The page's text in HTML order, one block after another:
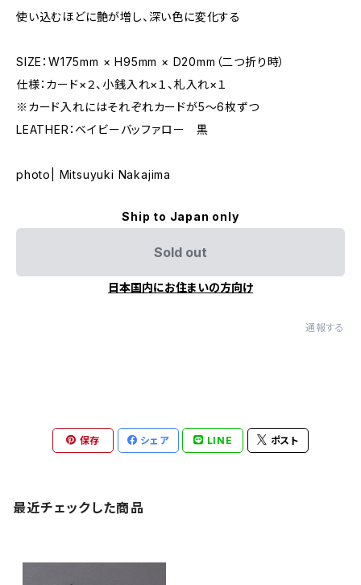
使い込むほどに艶が増し、深い色に変化する
SIZE：W175mm × H95mm × D20mm（二つ折り時）
仕様：カード×２、小銭入れ×１、札入れ×１
※カード入れにはそれぞれカードが5〜6枚ずつ
LEATHER：ベイビーバッファロー 黒
photo| Mitsuyuki Nakajima
Ship to Japan only
Sold out
日本国内にお住まいの方向け
通報する
保存 シェア LINE ポスト
最近チェックした商品